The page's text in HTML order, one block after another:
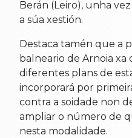
Berán (Leiro), unha
a súa xestión.
Destaca tamén que a
balneario de Arnoia xa
diferentes plans de
incorporará por
contra a soidade non
ampliar o número de
nesta modalidade.